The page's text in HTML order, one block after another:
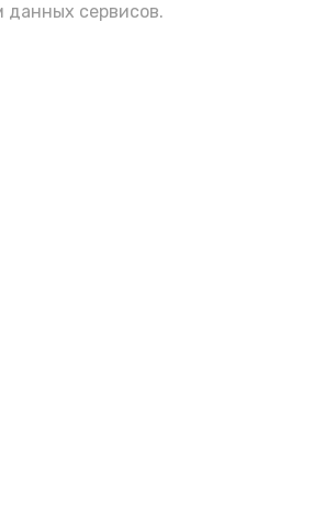
данных сервисов.
икру следует в первой